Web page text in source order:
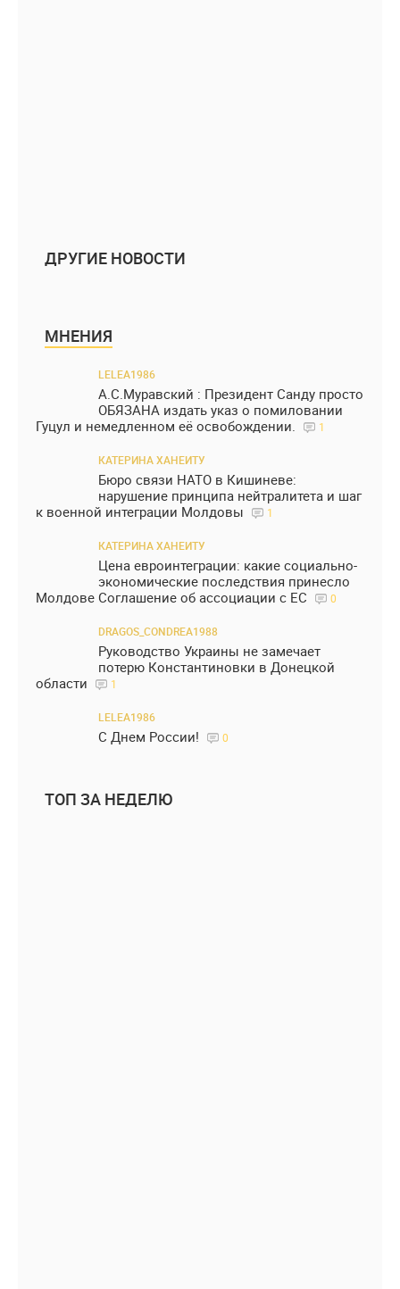
ДРУГИЕ НОВОСТИ
МНЕНИЯ
LELEA1986
А.С.Муравский : Президент Санду просто
ОБЯЗАНА издать указ о помиловании
Гуцул и немедленном её освобождении.
1
КАТЕРИНА ХАНЕИТУ
Бюро связи НАТО в Кишиневе:
нарушение принципа нейтралитета и шаг
к военной интеграции Молдовы
1
КАТЕРИНА ХАНЕИТУ
Цена евроинтеграции: какие социально-
экономические последствия принесло
Молдове Соглашение об ассоциации с ЕС
0
DRAGOS_CONDREA1988
Руководство Украины не замечает
потерю Константиновки в Донецкой
области
1
LELEA1986
С Днем России! 0
ТОП ЗА НЕДЕЛЮ